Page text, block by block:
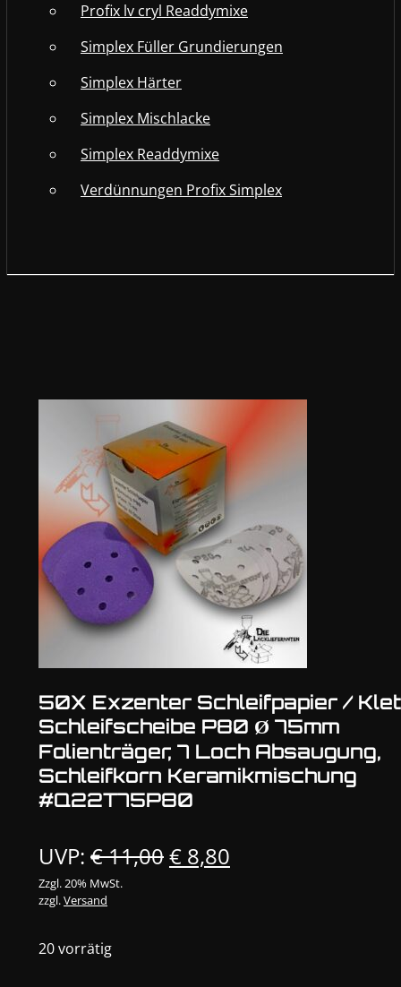
Profix lv cryl Readdymixe
Simplex Füller Grundierungen
Simplex Härter
Simplex Mischlacke
Simplex Readdymixe
Verdünnungen Profix Simplex
50X Exzenter Schleifpapier /
Schleifscheibe P80 Ø 75mm
Folienträger, 7 Loch Absaugung,
Schleifkorn Keramikmischung
#Q22T75P80
UVP: €11,00Ursprünglicher
€ 8,80
Zzgl. 20% MwSt.
zzgl.Versand
20 vorrätig